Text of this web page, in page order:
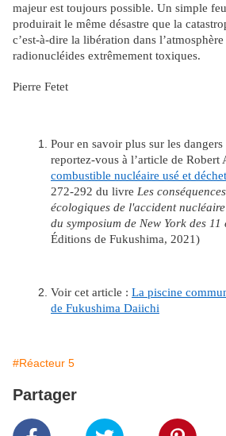
majeur est toujours possible. Un simple
produirait le même désastre que la
c’est-à-dire la libération dans
radionucléides extrêmement toxiques.
Pierre Fetet
Pour en savoir plus sur les
reportez-vous à l’article de Robert
combustible nucléaire usé et
272-292 du livre Les
écologiques de l'accident
du symposium de New York des
Éditions de Fukushima, 2021)
Voir cet article : La piscine
de Fukushima Daiichi
#Réacteur 5
Partager